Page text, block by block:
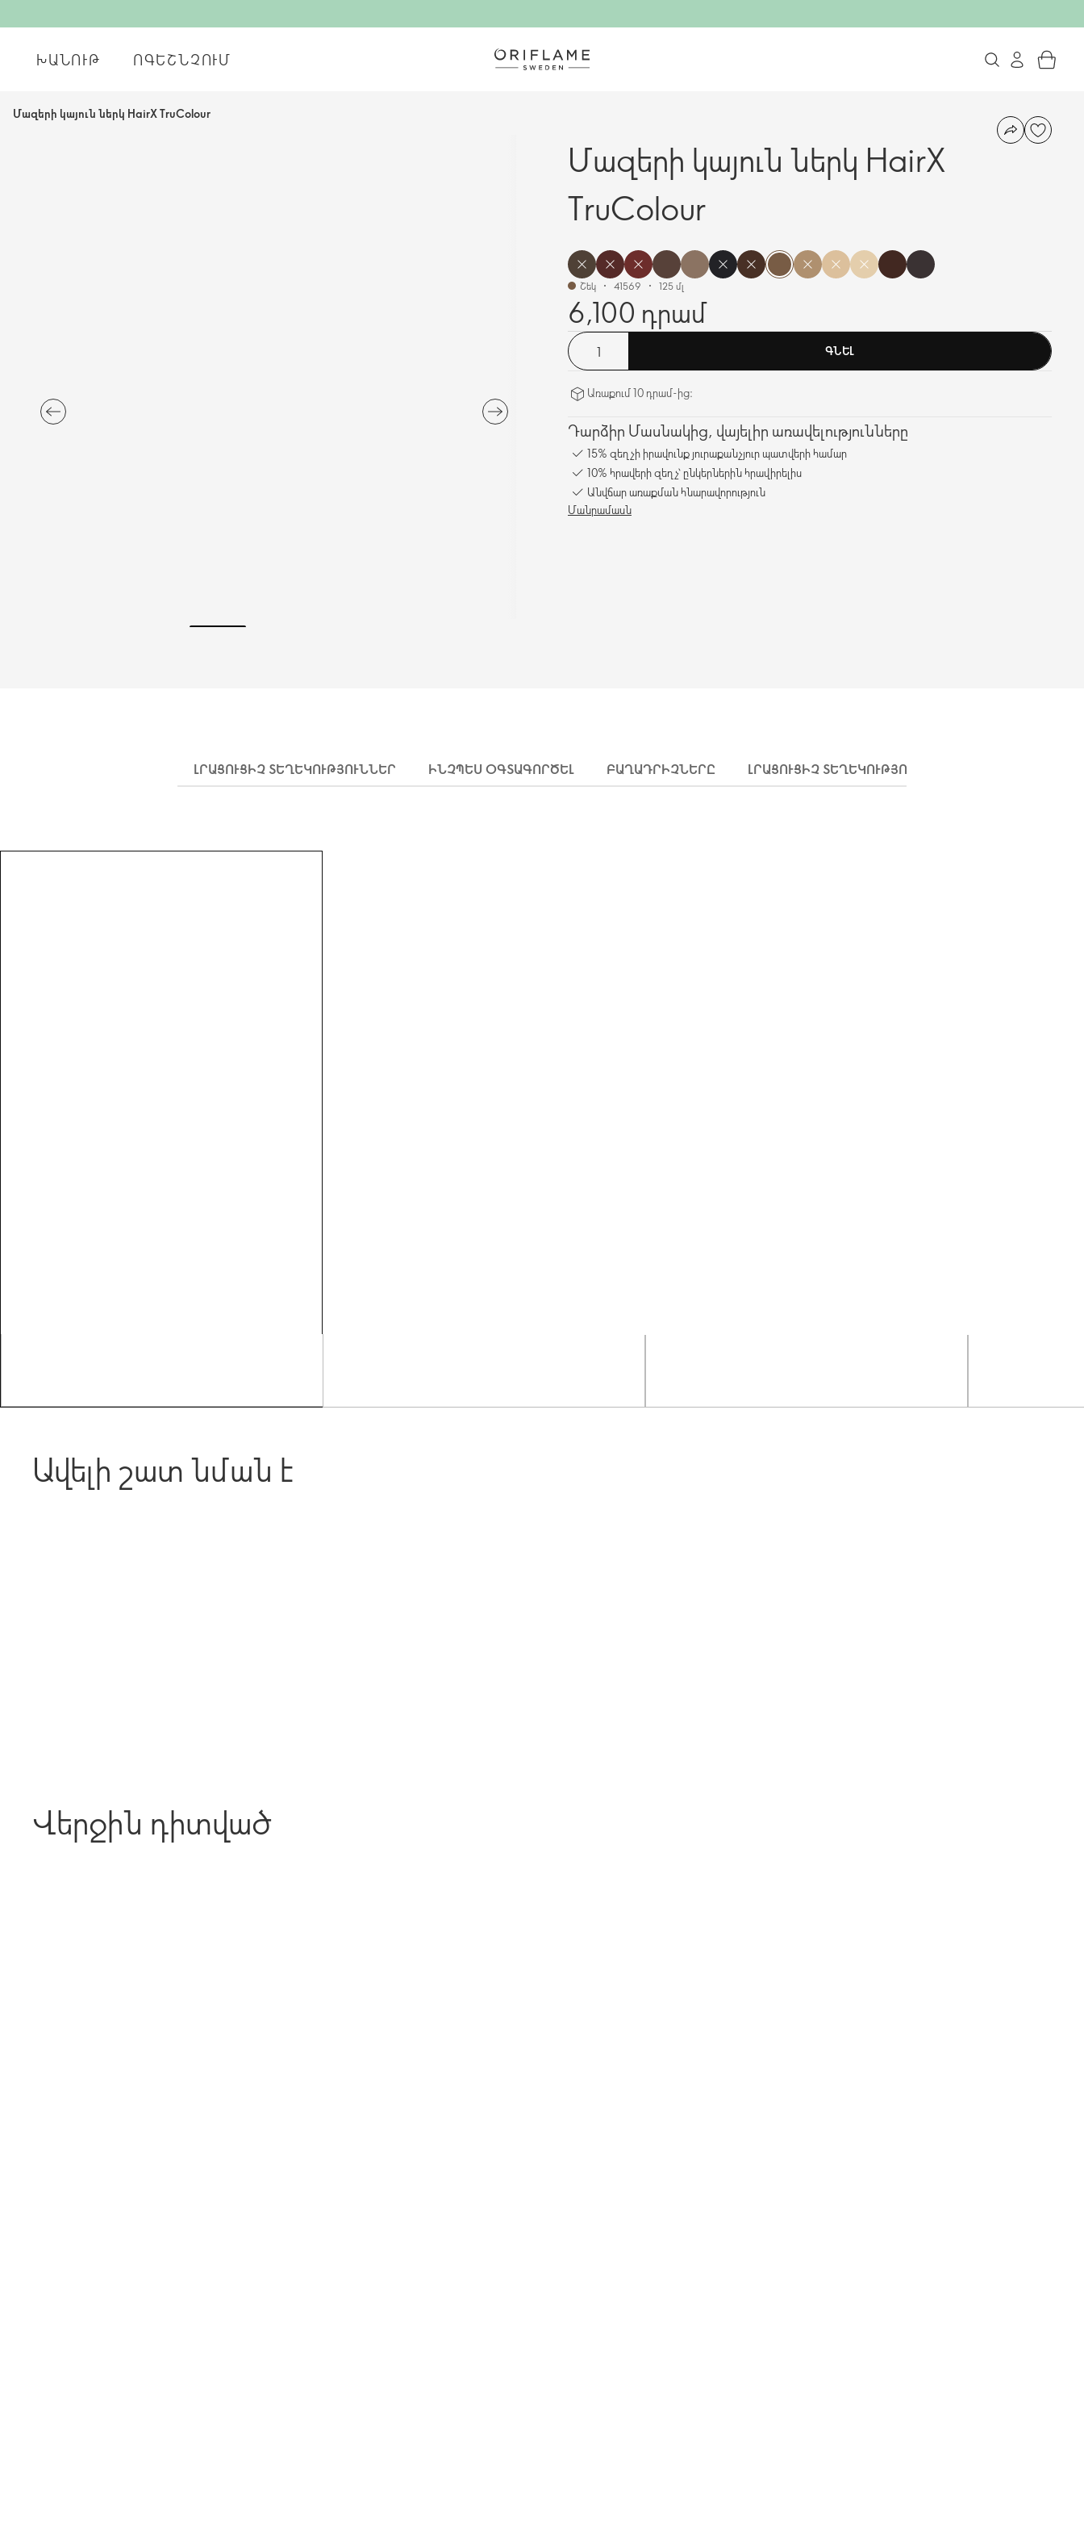
ԽԱՆՈՒԹ ՈԳԵՇՆՉՈՒՄ
Մազերի կայուն ներկ HairX TruColour
Մազերի կայուն ներկ HairX
TruColour
Շեկ 41569 125 մլ
6,100 դրամ
ԳՆԵԼ
Առաքում 10 դրամ-ից։
Դարձիր Մասնակից, վայելիր առավելությունները
15% զեղչի իրավունք յուրաքանչյուր պատվերի համար
10% հրավերի զեղչ՝ ընկերներին հրավիրելիս
Անվճար առաքման հնարավորություն
Մանրամասն
ԼՐԱՑՈՒՑԻՉ ՏԵՂԵԿՈՒԹՅՈՒՆՆԵՐ ԻՆՉՊԵՍ ՕԳՏԱԳՈՐԾԵԼ ԲԱՂԱԴՐԻՉՆԵՐԸ ԼՐԱՑՈՒՑԻՉ ՏԵՂԵԿՈՒԹՅՈՒՆՆԵՐ
Ավելի շատ նման է
Վերջին դիտված